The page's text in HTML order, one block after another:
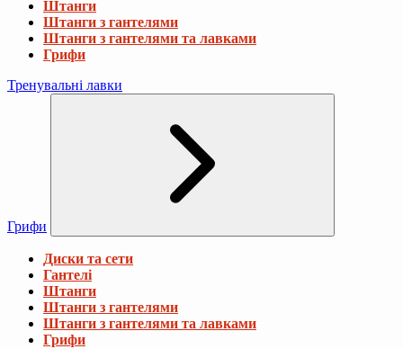
Штанги
Штанги з гантелями
Штанги з гантелями та лавками
Грифи
Тренувальні лавки
Грифи
Диски та сети
Гантелі
Штанги
Штанги з гантелями
Штанги з гантелями та лавками
Грифи